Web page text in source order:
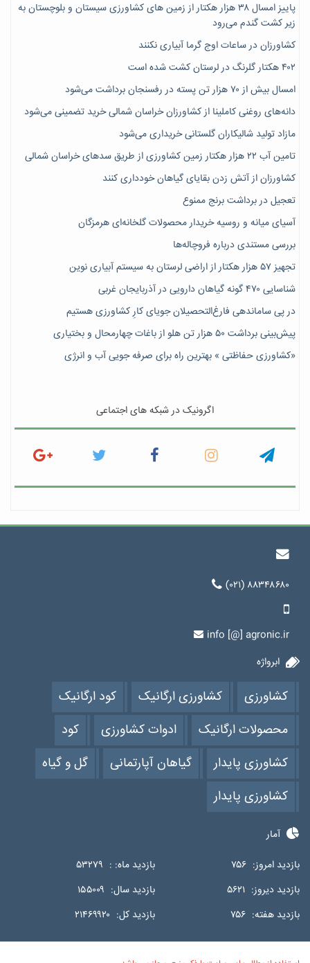
پاییز امسال ۳۸ هزار هکتار از زمین های کشاورزی سیستان و بلوچستان به
زیر کشت گندم می‌رود
کشاورزان در ساعات اوج گرما آبیاری نکنند
۴۰۲ هکتار گلرنگ در لرستان کشت شده است
امسال بیش از ۷۰ هزار تن پسته در رفسنجان برداشت می‌شود
دانه‌های روغنی کاملینا از کشاورزان خراسان شمالی خرید تضمینی می‌شود
مازاد تولید شالیکاران گلستانی خریداری می‌شود
تامین آب ۲۲ هزار هکتار زمین کشاورزی از طریق سدهای خراسان شمالی
کشاورزان از آتش زدن بقایای گیاهان خودداری کنند
تعجیل در برداشت برنج ممنوع
آسیای میانه و روسیه خریدار محصولات گلخانه‌ای هرمزگان
بررسی مستندی درباره فروچاله‌ها
تجهیز ۵۷ هزار هکتار از اراضی لرستان به سیستم آبیاری نوین
شناسایی ۴۷٠ گونه گیاهان دارویی در آذربایجان غربی
در پی ساماندهی فارغ‌التحصیلان جویای کارِ کشاورزی هستیم
پیش‎‌بینی برداشت ۵۰ هزار تن هلو از باغات چهارمحال و بختیاری
«کشاورزی حفاظتی » بهترین راه برای صرفه جویی آب و انرژی
اگرونیک در شبکه های اجتماعی
(۰۲۱) ۸۸۳۴۸۶۸۰
info [@] agronic.ir
ابرواژه
کشاورزی کشاورزی ارگانیک
کود ارگانیک
محصولات ارگانیک
ادوات کشاورزی
کود
کشاورزی پایدار
گیاهان آپارتمانی
گل و گیاه
کشاورزی پایدار
آمار
بازدید امروز: ۷۵۶ بازدید ماه: : ۵۳۲۷۹
بازدید دیروز: ۵۶۲۱ بازدید سال: ۱۵۵۰۰۹
بازدید هفته: ۷۵۶ بازدید کل: ۲۱۴۶۹۹۲۰